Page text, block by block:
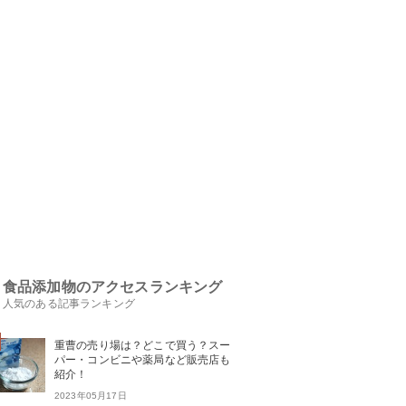
食品添加物のアクセスランキング
人気のある記事ランキング
重曹の売り場は？どこで買う？スー
パー・コンビニや薬局など販売店も
紹介！
2023年05月17日